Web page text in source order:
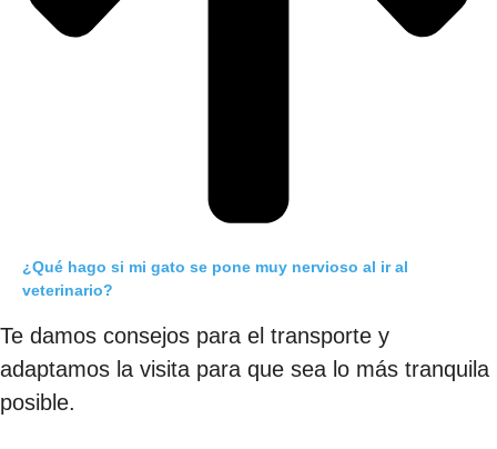
¿Qué hago si mi gato se pone muy nervioso al ir al
veterinario?
Te damos consejos para el transporte y
adaptamos la visita para que sea lo más tranquila
posible.